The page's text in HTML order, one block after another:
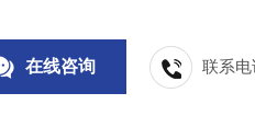
在线咨询 联系电